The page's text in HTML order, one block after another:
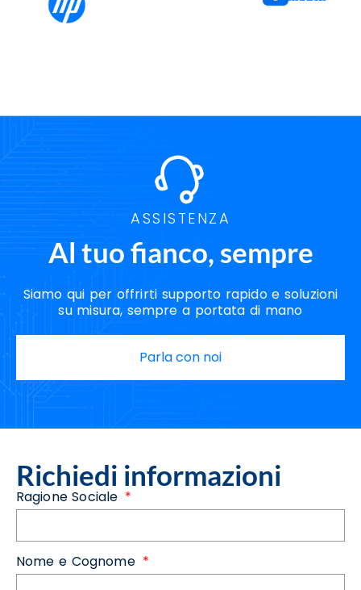
ASSISTENZA
Al tuo fianco, sempre
Siamo qui per offrirti supporto rapido e soluzioni
su misura, sempre a portata di mano
Parla con noi
Richiedi informazioni
Ragione Sociale
Nome e Cognome